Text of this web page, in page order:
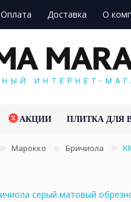
Оплата Доставка О
АКЦИИ ПЛИТКА ДЛЯ
Марокко Бричиола